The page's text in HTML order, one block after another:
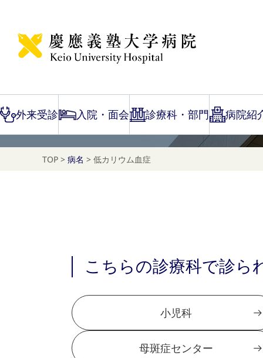
外来受診 入院・面会 診療科・部門 病院紹
Disease Name Search
TOP > 病名 > 低カリウム血症
こちらの診療科で診ら
小児科
母斑症センター